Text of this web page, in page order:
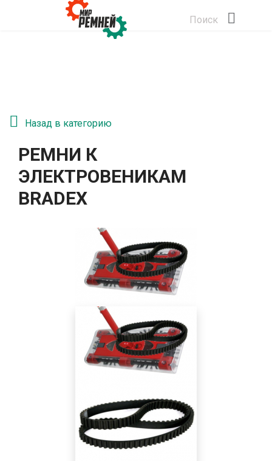
Поиск
Назад в категорию
РЕМНИ К
ЭЛЕКТРОВЕНИКАМ
BRADEX